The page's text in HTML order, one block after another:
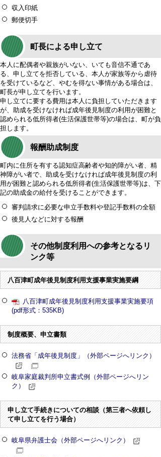
収入印紙
郵便切手
町長による申し立て
本人に配偶者や親族がいない、いても音信不通であ
る、申し立てを拒否している、本人が家族等から虐待
を受けているなど、やむを得ない事情がある場合は、
町長が申し立てを行います。
申し立てに要する費用は本人に負担していただきます
が、助成を受けなければ成年後見制度の利用が困難と
認められる低所得者(生活保護世帯等)の場合は、町が負
担します。
報酬助成制度
町内に住所を有する認知症高齢者や知的障がい者、精
神障がい者で、助成を受けなければ成年後見制度の利
用が困難と認められる低所得者(生活保護世帯等)は、下
記の助成金の給付を受けることができます。
審判請求に必要な申立手数料や登記手数料の全額
後見人などに対する報酬
その他制度利用への参考となるリ
ンク等
八百津町成年後見制度利用支援事業実施要綱
八百津町成年後見制度利用支援事業実施要項
(pdf形式：535KB)
制度概要、申立書類
法務省「成年後見制度」（外部ページへリンク）
岐阜家庭裁判所申立書式例（外部ページへリン
ク）
申し立て手続きについての相談（第三者へ依頼し
て申し立てを行う場合）
岐阜県弁護士会（外部ページへリンク）